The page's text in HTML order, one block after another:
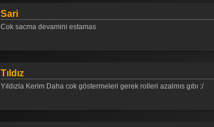
Sari
Cok sacma devamini estamas
Tıldız
Yıldızla Kerim Daha cok göstermeleri gerek rolleri azalmıs gıbı :/